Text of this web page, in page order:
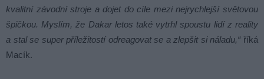
kvalitní závodní stroje a dojet do cíle mezi nejrychlejší světovou
špičkou. Myslím, že Dakar letos také vytrhl spoustu lidí z reality
a stal se super příležitostí odreagovat se a zlepšit si náladu,“ říká
Macík.